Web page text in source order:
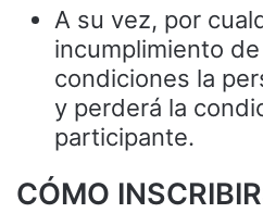
A su vez, por
incumplimiento
condiciones la
y perderá la
participante.
CÓMO